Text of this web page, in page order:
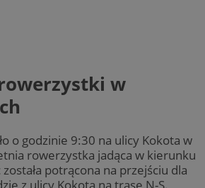
w
o godzinie 9:30 na ulicy Kokota w
rowerzystka jadąca w kierunku
potrącona na przejściu dla